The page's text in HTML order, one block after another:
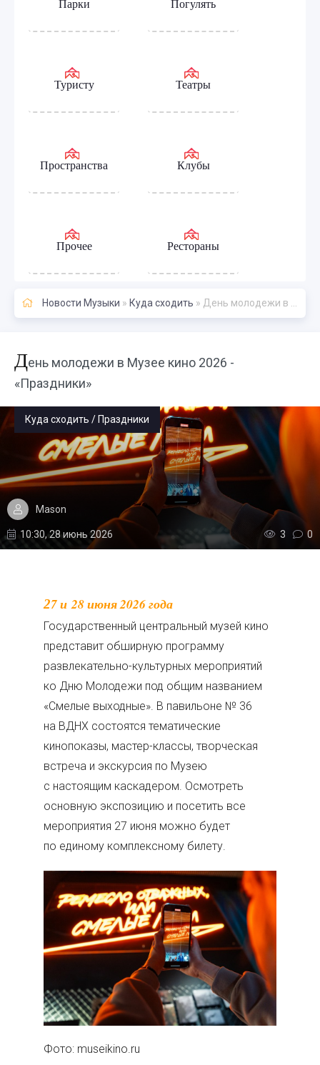
Парки Погулять
Туристу Театры
Пространства Клубы
Прочее Рестораны
Новости Музыки » Куда сходить » День молодежи в Музее кино 2026 - «Праздники»
День молодежи в Музее кино 2026 -
«Праздники»
Куда сходить / Праздники
Mason
10:30, 28 июнь 2026 3 0
27 и 28 июня 2026 года
Государственный центральный музей кино
представит обширную программу
развлекательно-культурных мероприятий
ко Дню Молодежи под общим названием
«Смелые выходные». В павильоне № 36
на ВДНХ состоятся тематические
кинопоказы, мастер-классы, творческая
встреча и экскурсия по Музею
с настоящим каскадером. Осмотреть
основную экспозицию и посетить все
мероприятия 27 июня можно будет
по единому комплексному билету.
Фото: museikino.ru